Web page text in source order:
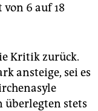
6 auf 18
­Kritik zurück.
ansteige, sei es
überlegten stets